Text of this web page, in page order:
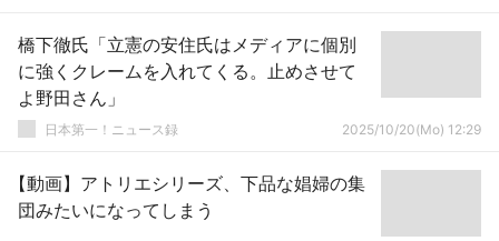
橋下徹氏「立憲の安住氏はメディアに個別
に強くクレームを入れてくる。止めさせて
よ野田さん」
日本第一！ニュース録 2025/10/20(Mo) 12:29
【動画】アトリエシリーズ、下品な娼婦の集
団みたいになってしまう